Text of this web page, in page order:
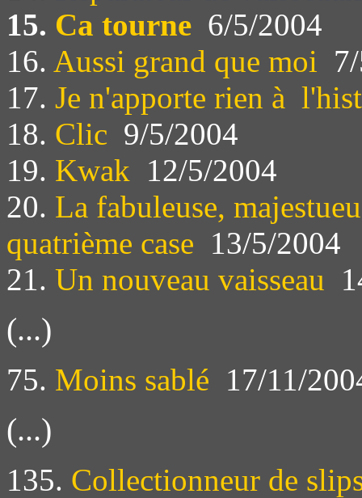
15. Ca tourne 6/5/2004
16. Aussi grand que moi
17. Je n'apporte rien à
18. Clic 9/5/2004
19. Kwak 12/5/2004
20. La fabuleuse,
quatrième case 13/5/2004
21. Un nouveau vaisseau
(...)
75. Moins sablé 17/11/
(...)
135. Collectionneur de